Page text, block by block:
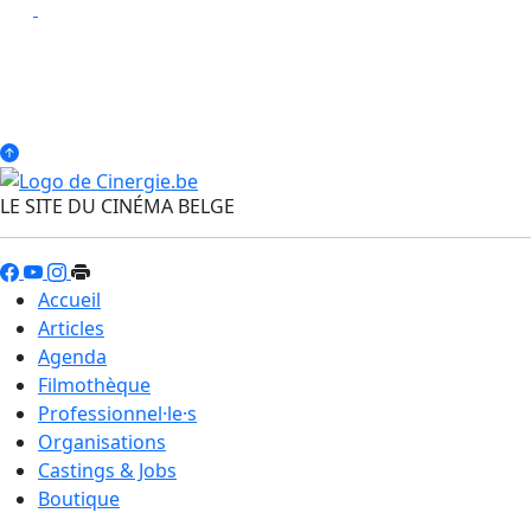
LE SITE DU CINÉMA BELGE
Accueil
Articles
Agenda
Filmothèque
Professionnel·le·s
Organisations
Castings & Jobs
Boutique